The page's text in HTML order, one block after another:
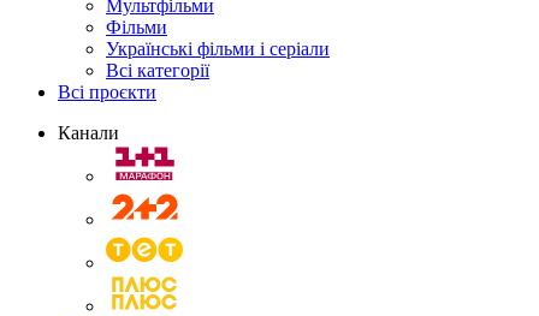
Мультфільми
Фільми
Українські фільми і серіали
Всі категорії
Всі проєкти
Канали